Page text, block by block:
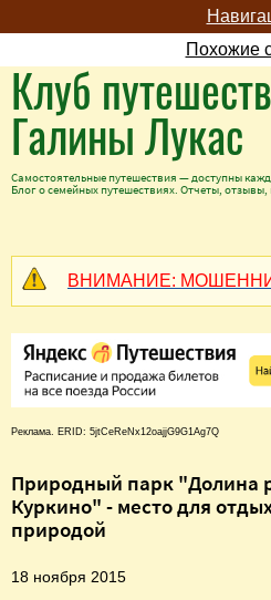
Похожие
Клуб
Галины Лукас
Самостоятельные путешествия — доступны
Блог о семейных путешествиях. Отчеты, отзывы,
ВНИМАНИЕ:
Реклама. ERID: 5jtCeReNx12oajjG9G1Ag7Q
Природный парк "Долина
Куркино" - место для
природой
18 ноября 2015